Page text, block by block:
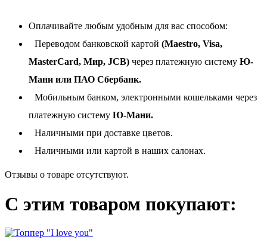
Оплачивайте любым удобным для вас способом:
Переводом банковской картой (Maestro, Visa,
MasterCard, Мир, JCB) через платежную систему Ю-
Мани или ПАО Сбербанк.
Мобильным банком, электронными кошельками через
платежную систему Ю-Мани.
Наличными при доставке цветов.
Наличными или картой в наших салонах.
Отзывы о товаре отсутствуют.
С этим товаром покупают: